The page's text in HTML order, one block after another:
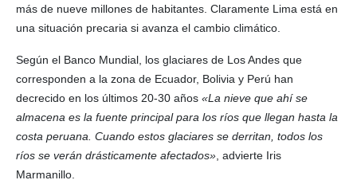
más de nueve millones de habitantes. Claramente Lima está en
una situación precaria si avanza el cambio climático.
Según el Banco Mundial, los glaciares de Los Andes que
corresponden a la zona de Ecuador, Bolivia y Perú han
decrecido en los últimos 20-30 años «La nieve que ahí se
almacena es la fuente principal para los ríos que llegan hasta la
costa peruana. Cuando estos glaciares se derritan, todos los
ríos se verán drásticamente afectados» , advierte Iris
Marmanillo.